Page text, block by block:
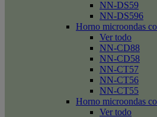
NN-DS59
NN-DS596
Horno microondas
Ver todo
NN-CD88
NN-CD58
NN-CT57
NN-CT56
NN-CT55
Horno microondas
Ver todo